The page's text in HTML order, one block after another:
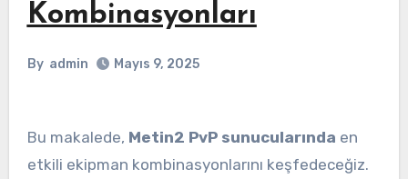
Kombinasyonları
By admin Mayıs 9, 2025
Bu makalede, Metin2 PvP sunucularında en
etkili ekipman kombinasyonlarını keşfedeceğiz.